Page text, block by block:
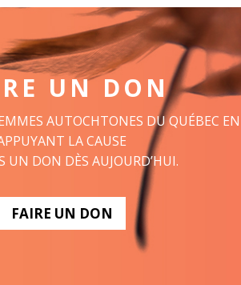
UN DON
AUTOCHTONES DU QUÉBEC EN
LA CAUSE
UN DON DÈS AUJOURD’HUI.
FAIRE UN DON